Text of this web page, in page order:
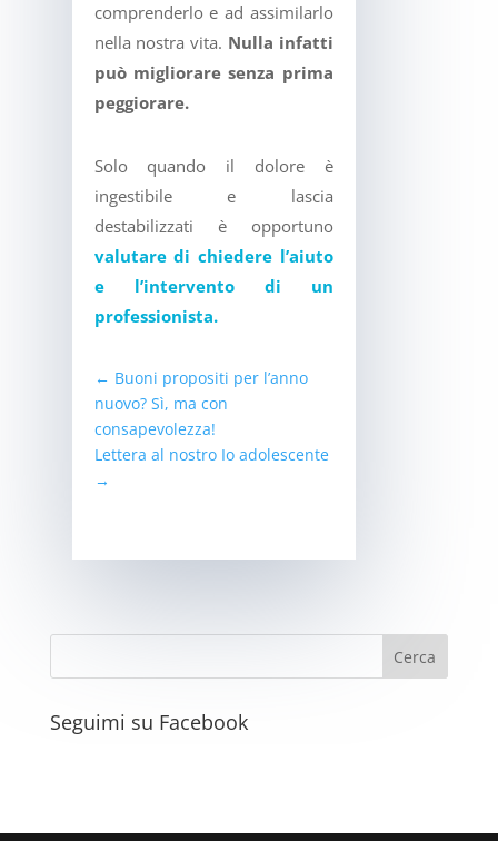
comprenderlo e ad assimilarlo
nella nostra vita. Nulla infatti
può migliorare senza prima
peggiorare.
Solo quando il dolore è
ingestibile e lascia
destabilizzati è opportuno
valutare di chiedere l’aiuto
e l’intervento di un
professionista.
← Buoni propositi per l’anno
nuovo? Sì, ma con
consapevolezza!
Lettera al nostro Io adolescente
→
Seguimi su Facebook